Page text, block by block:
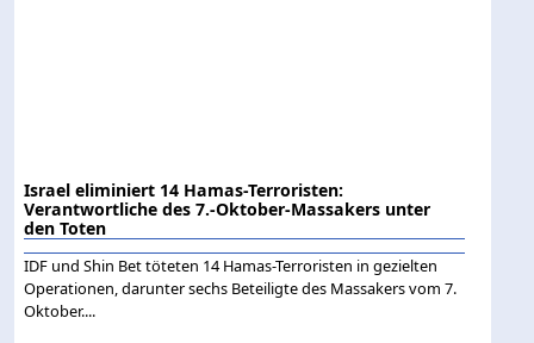
Israel eliminiert 14 Hamas-Terroristen:
Verantwortliche des 7.-Oktober-Massakers unter
den Toten
IDF und Shin Bet töteten 14 Hamas-Terroristen in gezielten
Operationen, darunter sechs Beteiligte des Massakers vom 7.
Oktober....